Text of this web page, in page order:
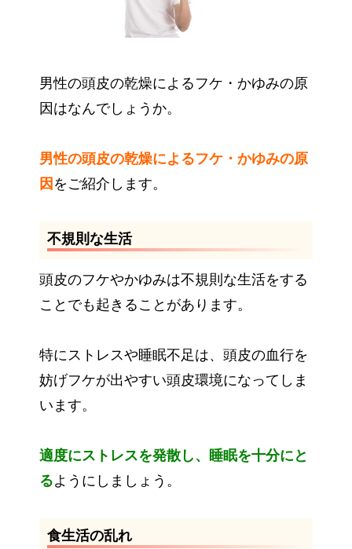
男性の頭皮の乾燥によるフケ・かゆみの原
因はなんでしょうか。
男性の頭皮の乾燥によるフケ・かゆみの原
因 をご紹介します。
不規則な生活
頭皮のフケやかゆみは不規則な生活をする
ことでも起きることがあります。
特にストレスや睡眠不足は、頭皮の血行を
妨げフケが出やすい頭皮環境になってしま
います。
適度にストレスを発散し、睡眠を十分にと
るようにしましょう。
食生活の乱れ